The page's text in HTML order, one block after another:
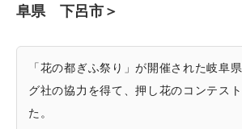
阜県 下呂市＞
「花の都ぎふ祭り」が開催された岐阜
グ社の協力を得て、押し花のコンテス
た。